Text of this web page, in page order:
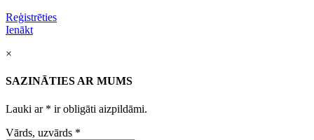
Reģistrēties
Ienākt
×
SAZINĀTIES AR MUMS
Lauki ar * ir obligāti aizpildāmi.
Vārds, uzvārds *